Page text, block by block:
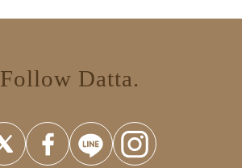
Follow Datta.